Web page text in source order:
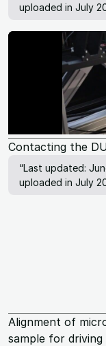
uploaded in July
Contacting the
“Last updated:
uploaded in July
Alignment of
sample for